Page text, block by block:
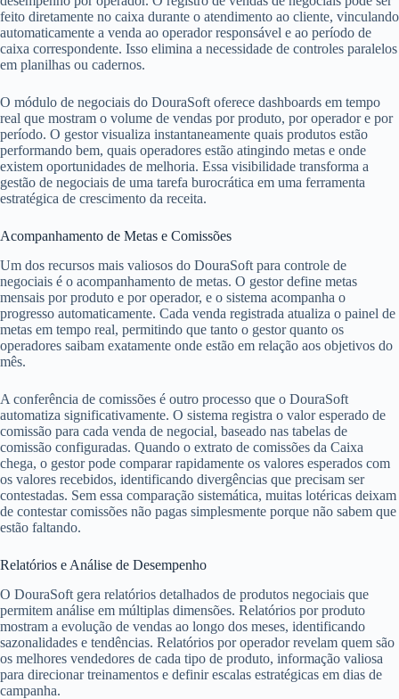
feito diretamente no caixa durante o atendimento ao cliente, vinculando
automaticamente a venda ao operador responsável e ao período de
caixa correspondente. Isso elimina a necessidade de controles paralelos
em planilhas ou cadernos.
O módulo de negociais do DouraSoft oferece dashboards em tempo
real que mostram o volume de vendas por produto, por operador e por
período. O gestor visualiza instantaneamente quais produtos estão
performando bem, quais operadores estão atingindo metas e onde
existem oportunidades de melhoria. Essa visibilidade transforma a
gestão de negociais de uma tarefa burocrática em uma ferramenta
estratégica de crescimento da receita.
Acompanhamento de Metas e Comissões
Um dos recursos mais valiosos do DouraSoft para controle de
negociais é o acompanhamento de metas. O gestor define metas
mensais por produto e por operador, e o sistema acompanha o
progresso automaticamente. Cada venda registrada atualiza o painel de
metas em tempo real, permitindo que tanto o gestor quanto os
operadores saibam exatamente onde estão em relação aos objetivos do
mês.
A conferência de comissões é outro processo que o DouraSoft
automatiza significativamente. O sistema registra o valor esperado de
comissão para cada venda de negocial, baseado nas tabelas de
comissão configuradas. Quando o extrato de comissões da Caixa
chega, o gestor pode comparar rapidamente os valores esperados com
os valores recebidos, identificando divergências que precisam ser
contestadas. Sem essa comparação sistemática, muitas lotéricas deixam
de contestar comissões não pagas simplesmente porque não sabem que
estão faltando.
Relatórios e Análise de Desempenho
O DouraSoft gera relatórios detalhados de produtos negociais que
permitem análise em múltiplas dimensões. Relatórios por produto
mostram a evolução de vendas ao longo dos meses, identificando
sazonalidades e tendências. Relatórios por operador revelam quem são
os melhores vendedores de cada tipo de produto, informação valiosa
para direcionar treinamentos e definir escalas estratégicas em dias de
campanha.